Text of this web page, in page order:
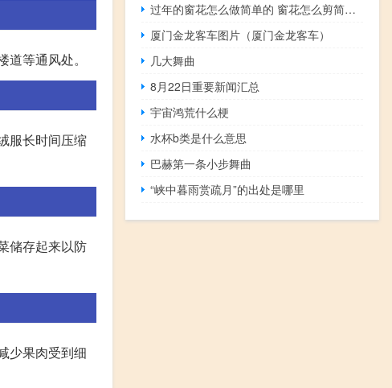
等通风处。
服长时间压缩
储存起来以防
少果肉受到细
过年的窗花怎么做简单的 窗花怎么剪简单又漂亮
厦门金龙客车图片（厦门金龙客车）
几大舞曲
8月22日重要新闻汇总
宇宙鸿荒什么梗
水杯b类是什么意思
巴赫第一条小步舞曲
“峡中暮雨赏疏月”的出处是哪里